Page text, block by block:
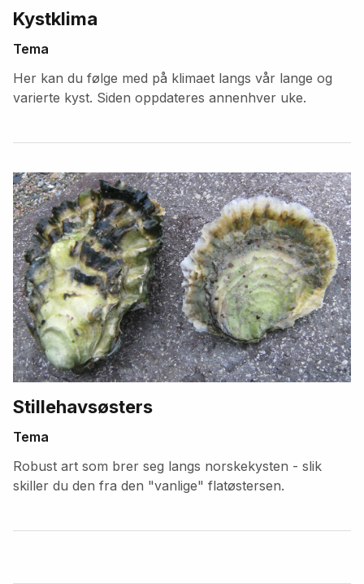
Kystklima
Tema
Her kan du følge med på klimaet langs vår lange og
varierte kyst. Siden oppdateres annenhver uke.
Stillehavsøsters
Tema
Robust art som brer seg langs norskekysten - slik
skiller du den fra den "vanlige" flatøstersen.